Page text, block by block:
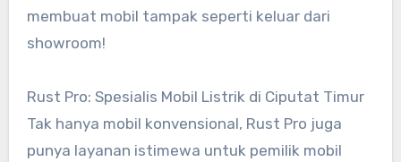
membuat mobil tampak seperti keluar dari
showroom!
Rust Pro: Spesialis Mobil Listrik di Ciputat Timur
Tak hanya mobil konvensional, Rust Pro juga
punya layanan istimewa untuk pemilik mobil